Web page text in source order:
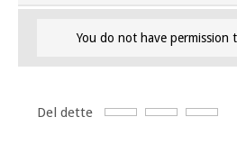
You do not have permission
Del dette